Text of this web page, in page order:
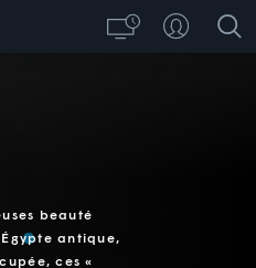
beauté
antique,
ces «